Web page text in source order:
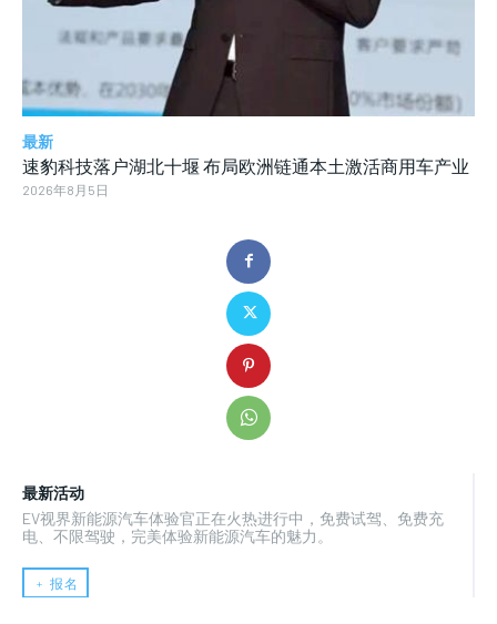
最新活动
EV视界新能源汽车体验官正在火热进行中，免费试驾、免费充
电、不限驾驶，完美体验新能源汽车的魅力。
﹢ 报名
最新
速豹科技落户湖北十堰 布局欧洲链通本土激活商用车产业
2026年8月5日